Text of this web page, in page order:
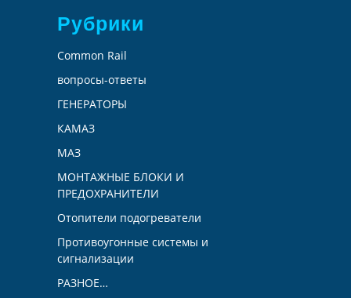
Рубрики
Common Rail
вопросы-ответы
ГЕНЕРАТОРЫ
КАМАЗ
МАЗ
МОНТАЖНЫЕ БЛОКИ И
ПРЕДОХРАНИТЕЛИ
Отопители подогреватели
Противоугонные системы и
сигнализации
РАЗНОЕ…